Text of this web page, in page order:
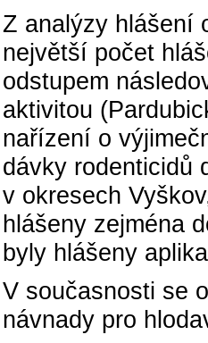
Z analýzy hlášení
největší počet
odstupem
aktivitou
nařízení o
dávky rodenticidů
v okresech
hlášeny zejména
byly hlášeny
V současnosti se
návnady pro